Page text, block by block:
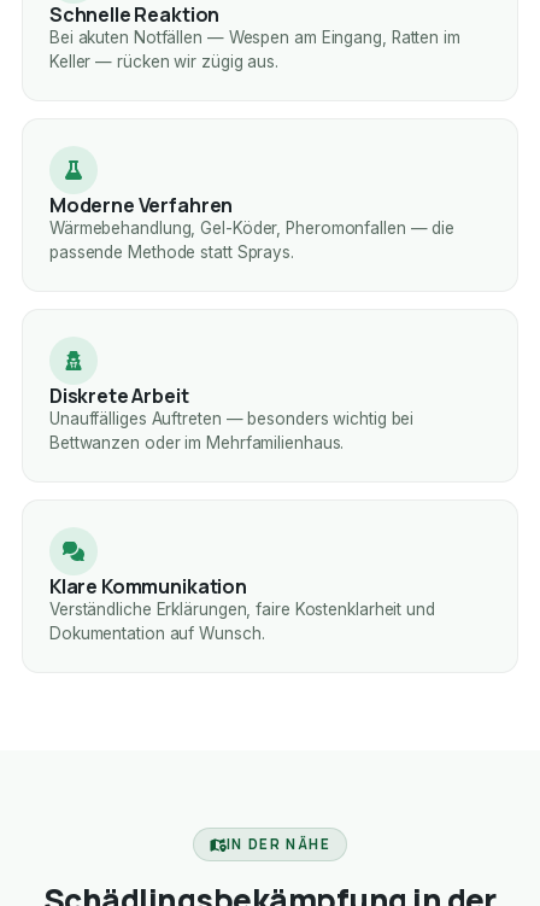
Schnelle Reaktion
Bei akuten Notfällen — Wespen am Eingang, Ratten im
Keller — rücken wir zügig aus.
Moderne Verfahren
Wärmebehandlung, Gel-Köder, Pheromonfallen — die
passende Methode statt Sprays.
Diskrete Arbeit
Unauffälliges Auftreten — besonders wichtig bei
Bettwanzen oder im Mehrfamilienhaus.
Klare Kommunikation
Verständliche Erklärungen, faire Kostenklarheit und
Dokumentation auf Wunsch.
IN DER NÄHE